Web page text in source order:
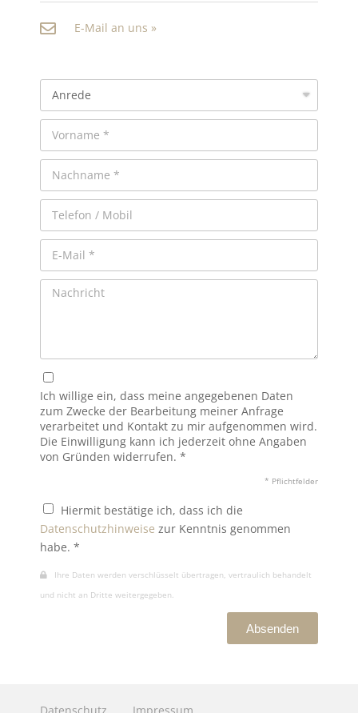
E-Mail an uns »
Ich willige ein, dass meine angegebenen Daten
zum Zwecke der Bearbeitung meiner Anfrage
verarbeitet und Kontakt zu mir aufgenommen wird.
Die Einwilligung kann ich jederzeit ohne Angaben
von Gründen widerrufen. *
* Pflichtfelder
Hiermit bestätige ich, dass ich die
Datenschutzhinweise zur Kenntnis genommen
habe. *
Ihre Daten werden verschlüsselt übertragen, vertraulich behandelt
und nicht an Dritte weitergegeben.
Absenden